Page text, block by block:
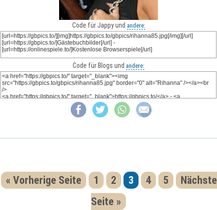
Code für Jappy und andere:
Code für Blogs und andere:
« Vorherige Seite 1 2 3 4 5
Nächste
Seite »